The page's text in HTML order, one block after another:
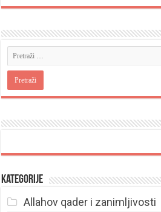
Kategorije
Allahov qader i zanimljivosti